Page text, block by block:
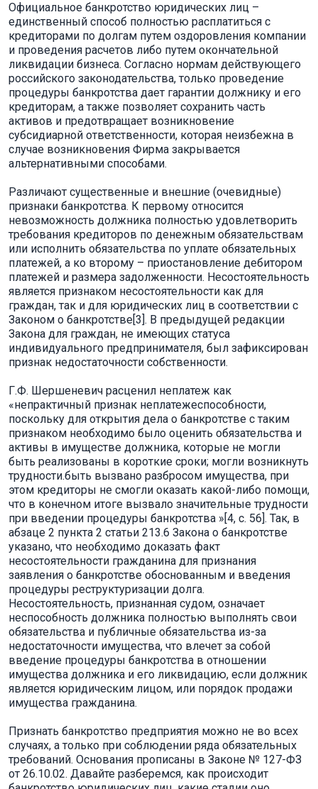
Официальное банкротство юридических лиц –
единственный способ полностью расплатиться с
кредиторами по долгам путем оздоровления компании
и проведения расчетов либо путем окончательной
ликвидации бизнеса. Согласно нормам действующего
российского законодательства, только проведение
процедуры банкротства дает гарантии должнику и его
кредиторам, а также позволяет сохранить часть
активов и предотвращает возникновение
субсидиарной ответственности, которая неизбежна в
случае возникновения Фирма закрывается
альтернативными способами.
Различают существенные и внешние (очевидные)
признаки банкротства. К первому относится
невозможность должника полностью удовлетворить
требования кредиторов по денежным обязательствам
или исполнить обязательства по уплате обязательных
платежей, а ко второму – приостановление дебитором
платежей и размера задолженности. Несостоятельность
является признаком несостоятельности как для
граждан, так и для юридических лиц в соответствии с
Законом о банкротстве[3]. В предыдущей редакции
Закона для граждан, не имеющих статуса
индивидуального предпринимателя, был зафиксирован
признак недостаточности собственности.
Г.Ф. Шершеневич расценил неплатеж как
«непрактичный признак неплатежеспособности,
поскольку для открытия дела о банкротстве с таким
признаком необходимо было оценить обязательства и
активы в имуществе должника, которые не могли
быть реализованы в короткие сроки; могли возникнуть
трудности.быть вызвано разбросом имущества, при
этом кредиторы не смогли оказать какой-либо помощи,
что в конечном итоге вызвало значительные трудности
при введении процедуры банкротства »[4, с. 56]. Так, в
абзаце 2 пункта 2 статьи 213.6 Закона о банкротстве
указано, что необходимо доказать факт
несостоятельности гражданина для признания
заявления о банкротстве обоснованным и введения
процедуры реструктуризации долга.
Несостоятельность, признанная судом, означает
неспособность должника полностью выполнять свои
обязательства и публичные обязательства из-за
недостаточности имущества, что влечет за собой
введение процедуры банкротства в отношении
имущества должника и его ликвидацию, если должник
является юридическим лицом, или порядок продажи
имущества гражданина.
Признать банкротство предприятия можно не во всех
случаях, а только при соблюдении ряда обязательных
требований. Основания прописаны в Законе № 127-ФЗ
от 26.10.02. Давайте разберемся, как происходит